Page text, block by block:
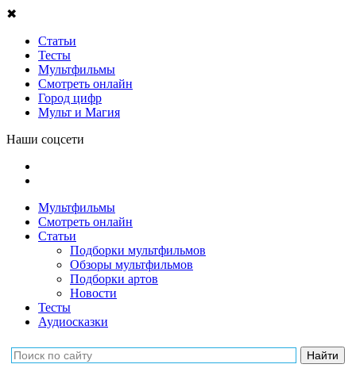
✖
Статьи
Тесты
Мультфильмы
Смотреть онлайн
Город цифр
Мульт и Магия
Наши соцсети
Мультфильмы
Смотреть онлайн
Статьи
Подборки мультфильмов
Обзоры мультфильмов
Подборки артов
Новости
Тесты
Аудиосказки